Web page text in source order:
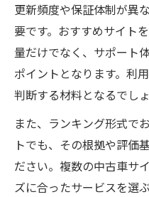
更新頻度や保証体制が異
要です。おすすめサイト
量だけでなく、サポート
ポイントとなります。利
判断する材料となるでしょ
また、ランキング形式で
トでも、その根拠や評価
ださい。複数の中古車サ
ズに合ったサービスを選